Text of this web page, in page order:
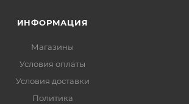
ИНФОРМАЦИЯ
Магазины
Условия оплаты
Условия доставки
Политика